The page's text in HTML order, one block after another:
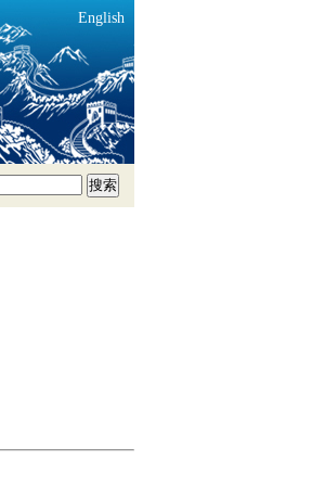
English
搜索